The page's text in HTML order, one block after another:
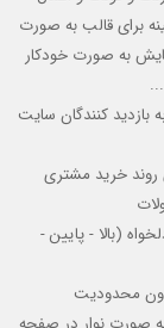
برای قالب به صورت
به صورت خودکار
بازدید کنندگان سایت
روند خرید مشتری
(بالا - پایین -
محدودیت